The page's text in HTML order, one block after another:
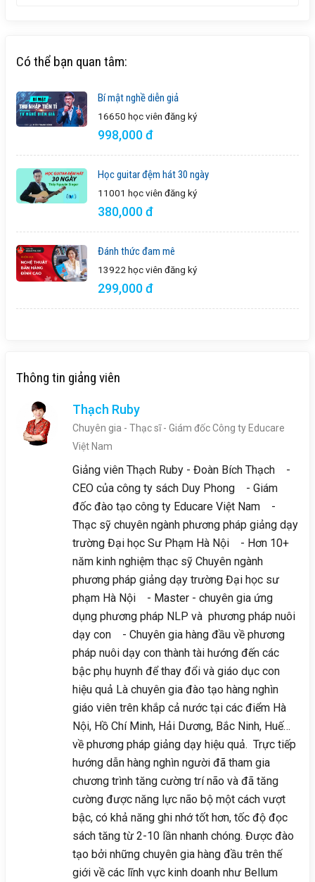
Có thể bạn quan tâm:
Bí mật nghề diễn giả
16650 học viên đăng ký
998,000 đ
Học guitar đệm hát 30 ngày
11001 học viên đăng ký
380,000 đ
Đánh thức đam mê
13922 học viên đăng ký
299,000 đ
Thông tin giảng viên
Thạch Ruby
Chuyên gia - Thạc sĩ - Giám đốc Công ty Educare
Việt Nam
Giảng viên Thạch Ruby - Đoàn Bích Thạch -
CEO của công ty sách Duy Phong - Giám
đốc đào tạo công ty Educare Việt Nam -
Thạc sỹ chuyên ngành phương pháp giảng dạy
trường Đại học Sư Phạm Hà Nội - Hơn 10+
năm kinh nghiệm thạc sỹ Chuyên ngành
phương pháp giảng dạy trường Đại học sư
phạm Hà Nội - Master - chuyên gia ứng
dụng phương pháp NLP và phương pháp nuôi
dạy con - Chuyên gia hàng đầu về phương
pháp nuôi dạy con thành tài hướng đến các
bậc phụ huynh để thay đổi và giáo dục con
hiệu quả Là chuyên gia đào tạo hàng nghìn
giáo viên trên khắp cả nước tại các điểm Hà
Nội, Hồ Chí Minh, Hải Dương, Bắc Ninh, Huế…
về phương pháp giảng dạy hiệu quả. Trực tiếp
hướng dẫn hàng nghìn người đã tham gia
chương trình tăng cường trí não và đã tăng
cường được năng lực não bộ một cách vượt
bậc, có khả năng ghi nhớ tốt hơn, tốc độ đọc
sách tăng từ 2-10 lần nhanh chóng. Được đào
tạo bởi những chuyên gia hàng đầu trên thế
giới về các lĩnh vực kinh doanh như Bellum